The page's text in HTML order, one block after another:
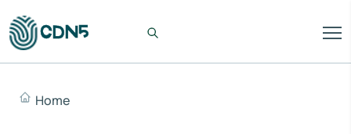
Home